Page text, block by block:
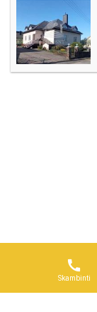

Skambinti